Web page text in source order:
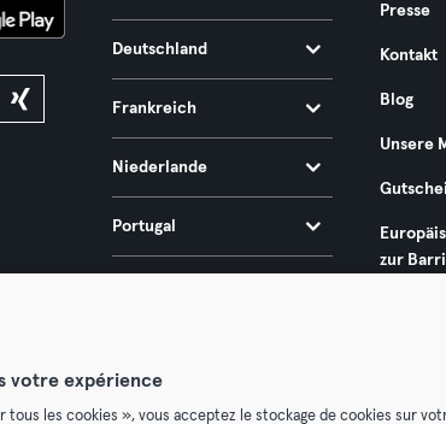
Deutschland
Frankreich
Niederlande
Portugal
Presse
Kontakt
Blog
Unsere
zur
votre expérience
tous les cookies », vous acceptez le stockage de cookies sur